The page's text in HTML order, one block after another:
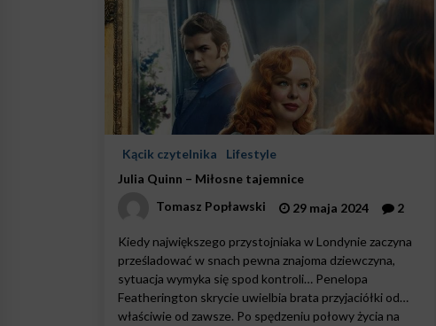
Kącik czytelnika
Lifestyle
Julia Quinn – Miłosne tajemnice
Tomasz Popławski
29 maja 2024 2
Kiedy największego przystojniaka w Londynie zaczyna
prześladować w snach pewna znajoma dziewczyna,
sytuacja wymyka się spod kontroli… Penelopa
Featherington skrycie uwielbia brata przyjaciółki od…
właściwie od zawsze. Po spędzeniu połowy życia na